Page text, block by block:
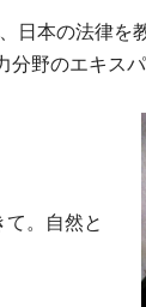
日本の法律を
野のエキス
て。自然と